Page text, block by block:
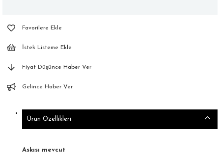
Favorilere Ekle
İstek Listeme Ekle
Fiyat Düşünce Haber Ver
Gelince Haber Ver
Ürün Özellikleri
Askısı mevcut